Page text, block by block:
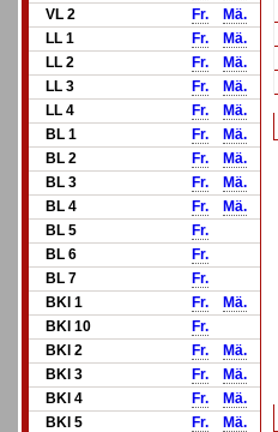
VL 2
Fr.
Mä.
LL 1
Fr.
Mä.
LL 2
Fr.
Mä.
LL 3
Fr.
Mä.
LL 4
Fr.
Mä.
BL 1
Fr.
Mä.
BL 2
Fr.
Mä.
BL 3
Fr.
Mä.
BL 4
Fr.
Mä.
BL 5
Fr.
BL 6
Fr.
BL 7
Fr.
BKl 1
Fr.
Mä.
BKl 10
Fr.
BKl 2
Fr.
Mä.
BKl 3
Fr.
Mä.
BKl 4
Fr.
Mä.
BKl 5
Fr.
Mä.